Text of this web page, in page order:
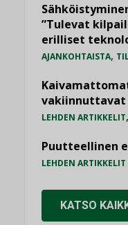
”Tulevat
erilliset
AJANKOHTAISTA,
vakiinnuttavat
LEHDEN ARTIKKELIT,
Puutteellinen
LEHDEN ARTIKKELIT
KATSO